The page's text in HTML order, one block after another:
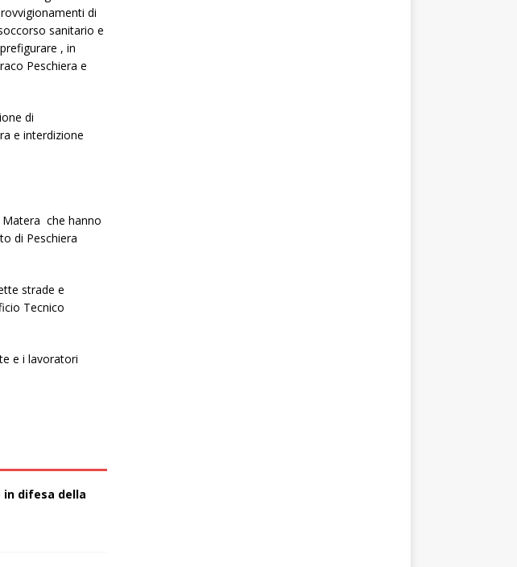
di
sanitario e
, in
Peschiera e
di
e interdizione
Matera che hanno
di Peschiera
strade e
Tecnico
e i lavoratori
in difesa della